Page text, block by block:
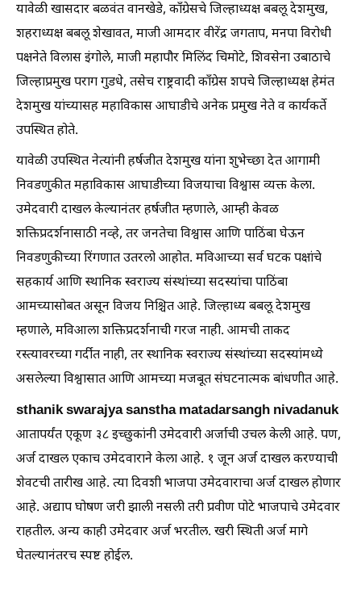
यावेळी खासदार बळवंत वानखेडे, काँग्रेसचे जिल्हाध्यक्ष बबलू देशमुख,
शहराध्यक्ष बबलू शेखावत, माजी आमदार वीरेंद्र जगताप, मनपा विरोधी
पक्षनेते विलास इंगोले, माजी महापौर मिलिंद चिमोटे, शिवसेना उबाठाचे
जिल्हाप्रमुख पराग गुडधे, तसेच राष्ट्रवादी काँग्रेस शपचे जिल्हाध्यक्ष हेमंत
देशमुख यांच्यासह महाविकास आघाडीचे अनेक प्रमुख नेते व कार्यकर्ते
उपस्थित होते.
यावेळी उपस्थित नेत्यांनी हर्षजीत देशमुख यांना शुभेच्छा देत आगामी
निवडणुकीत महाविकास आघाडीच्या विजयाचा विश्वास व्यक्त केला.
उमेदवारी दाखल केल्यानंतर हर्षजीत म्हणाले, आम्ही केवळ
शक्तिप्रदर्शनासाठी नव्हे, तर जनतेचा विश्वास आणि पाठिंबा घेऊन
निवडणुकीच्या रिंगणात उतरलो आहोत. मविआच्या सर्व घटक पक्षांचे
सहकार्य आणि स्थानिक स्वराज्य संस्थांच्या सदस्यांचा पाठिंबा
आमच्यासोबत असून विजय निश्चित आहे. जिल्हाध्य बबलू देशमुख
म्हणाले, मविआला शक्तिप्रदर्शनाची गरज नाही. आमची ताकद
रस्त्यावरच्या गर्दीत नाही, तर स्थानिक स्वराज्य संस्थांच्या सदस्यांमध्ये
असलेल्या विश्वासात आणि आमच्या मजबूत संघटनात्मक बांधणीत आहे.
sthanik swarajya sanstha matadarsangh nivadanuk
आतापर्यंत एकूण ३८ इच्छुकांनी उमेदवारी अर्जाची उचल केली आहे. पण,
अर्ज दाखल एकाच उमेदवाराने केला आहे. १ जून अर्ज दाखल करण्याची
शेवटची तारीख आहे. त्या दिवशी भाजपा उमेदवाराचा अर्ज दाखल होणार
आहे. अद्याप घोषण जरी झाली नसली तरी प्रवीण पोटे भाजपाचे उमेदवार
राहतील. अन्य काही उमेदवार अर्ज भरतील. खरी स्थिती अर्ज मागे
घेतल्यानंतरच स्पष्ट होईल.